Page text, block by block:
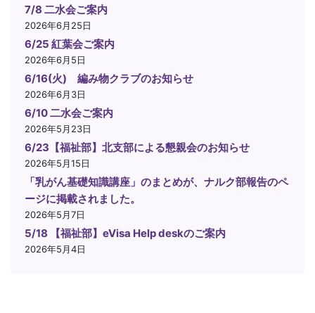
7/8 二水会ご案内
2026年6月25日
6/25 紅葉会ご案内
2026年6月5日
6/16(火) 編み物クラブのお知らせ
2026年6月3日
6/10 二水会ご案内
2026年5月23日
6/23【福祉部】北支部による懇親会のお知らせ
2026年5月15日
「乳がん基礎知識講座」のまとめが、ナルク部報告のペ
ージに掲載されました。
2026年5月7日
5/18 【福祉部】eVisa Help deskのご案内
2026年5月4日